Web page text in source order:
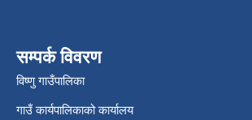
सम्पर्क विवरण
विष्णु गाउँपालिका
गाउँ कार्यपालिकाको कार्यालय